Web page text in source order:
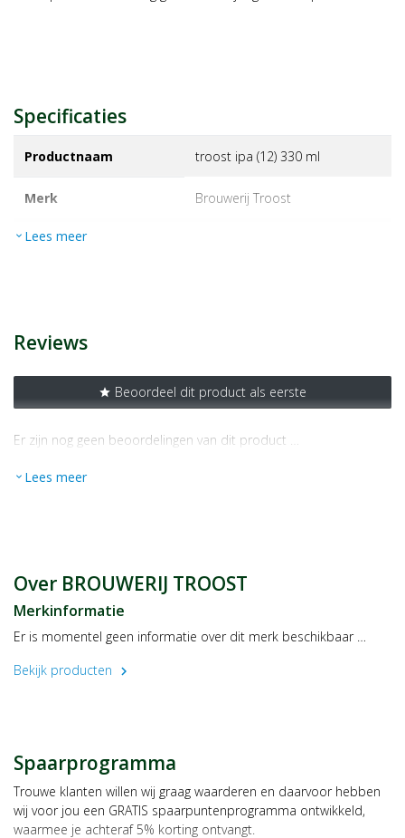
Specificaties
Productnaam troost ipa (12) 330 ml
Merk brouwerij troost
EAN
expand_more Lees meer
Reviews
star Beoordeel dit product als eerste
Er zijn nog geen beoordelingen van dit product …
expand_more Lees meer
Over BROUWERIJ TROOST
Merkinformatie
Er is momentel geen informatie over dit merk beschikbaar …
Bekijk producten
chevron_right
Spaarprogramma
Trouwe klanten willen wij graag waarderen en daarvoor hebben
wij voor jou een GRATIS spaarpuntenprogramma ontwikkeld,
waarmee je achteraf 5% korting ontvangt.